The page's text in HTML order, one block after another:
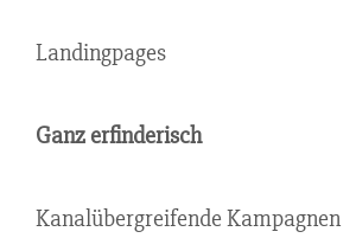
Landingpages
Ganz erfinderisch
Kanalübergreifende Kampagnen